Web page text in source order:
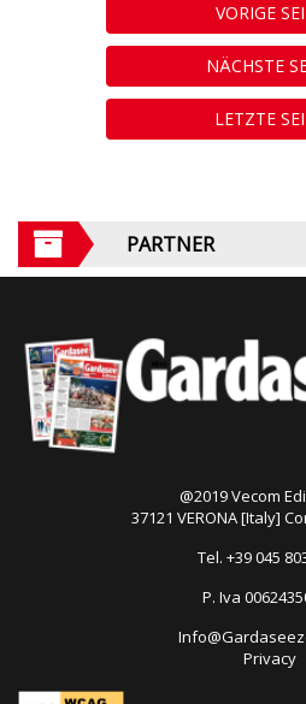
VORIGE
NÄCHSTE
LETZTE
PARTNER
@2019 Vecom
37121 VERONA [Italy]
Tel. +39 045
P. Iva
Privacy